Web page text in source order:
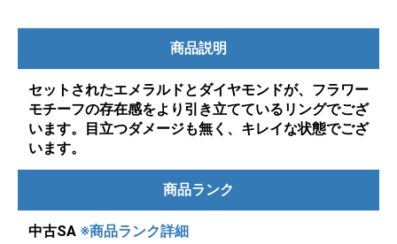
商品説明
セットされたエメラルドとダイヤモンドが、フラワー
モチーフの存在感をより引き立てているリングでござ
います。目立つダメージも無く、キレイな状態でござ
います。
商品ランク
中古SA ※商品ランク詳細